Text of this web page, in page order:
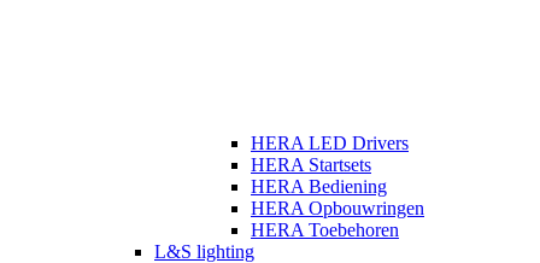
HERA LED Drivers
HERA Startsets
HERA Bediening
HERA Opbouwringen
HERA Toebehoren
L&S lighting